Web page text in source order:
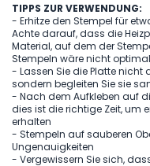
TIPPS ZUR VERWENDUNG:
- Erhitze den Stempel für
Achte darauf, dass die
Material, auf dem der
Stempeln wäre nicht
- Lassen Sie die Platte nicht
sondern begleiten Sie sie
- Nach dem Aufkleben auf
dies ist die richtige Zeit, um
erhalten
- Stempeln auf sauberen
Ungenauigkeiten
- Vergewissern Sie sich,